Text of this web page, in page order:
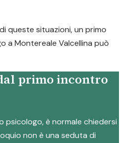
queste situazioni, un primo
a Montereale Valcellina può
primo incontro
psicologo, è normale chiedersi
non è una seduta di